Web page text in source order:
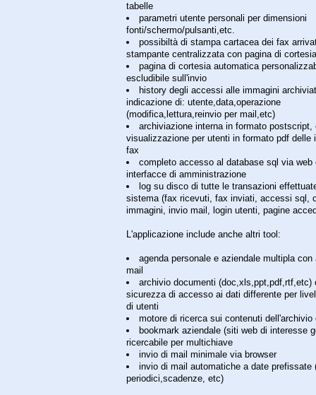
tabelle
parametri utente personali per dimensioni
fonti/schermo/pulsanti,etc.
possibiltà di stampa cartacea dei fax
stampante centralizzata con pagina di
pagina di cortesia automatica
escludibile sull'invio
history degli accessi alle immagini
indicazione di: utente,data,operazione
(modifica,lettura,reinvio per mail,etc)
archiviazione interna in formato postscript,
visualizzazione per utenti in formato pdf delle
fax
completo accesso al database sql via web
interfacce di amministrazione
log su disco di tutte le transazioni
sistema (fax ricevuti, fax inviati, accessi sql,
immagini, invio mail, login utenti, pagine
L'applicazione include anche altri tool:
agenda personale e aziendale multipla
mail
archivio documenti (doc,xls,ppt,pdf,rtf,etc)
sicurezza di accesso ai dati differente per
di utenti
motore di ricerca sui contenuti dell'archivio
bookmark aziendale (siti web di interesse
ricercabile per multichiave
invio di mail minimale via browser
invio di mail automatiche a date prefissate
periodici,scadenze, etc)